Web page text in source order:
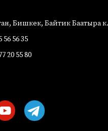
Бишкек, Байтик Баатыра к.
56 35
20 55 80